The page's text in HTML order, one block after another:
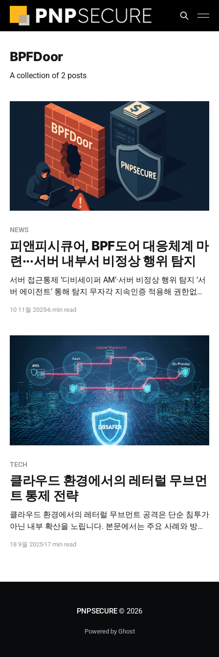
BPFDoor
A collection of 2 posts
NEWS
피앤피시큐어, BPF도어 대응체계 마
련···서버 내부서 비정상 행위 탐지
서버 접근통제 ‘디비세이퍼 AM’·서버 비정상 행위 탐지 ‘서
버 에이전트’ 통해 탐지 무자각 지속인증 적용해 권한없는
2025.11.10 피앤피시큐어는 BPF도어 대응 체계를 서버 접
10 11월 2025 6 min read
TECH
클라우드 환경에서의 레터럴 무브먼
트 통제 전략
클라우드 환경에서의 레터럴 무브먼트 공격은 단순 침투가
아닌 내부 확산을 노립니다. 본문에서는 주요 사례와 방어
18 9월 2025 17 min read
PNPSECURE© 2026
Powered by Ghost